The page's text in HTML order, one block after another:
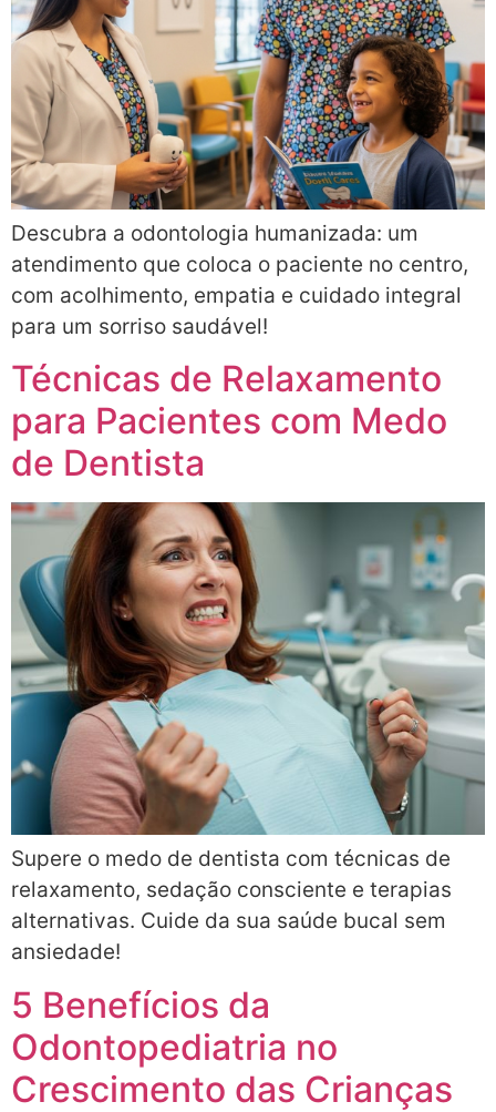
Descubra a odontologia humanizada: um
atendimento que coloca o paciente no centro,
com acolhimento, empatia e cuidado integral
para um sorriso saudável!
Técnicas de Relaxamento
para Pacientes com Medo
de Dentista
Supere o medo de dentista com técnicas de
relaxamento, sedação consciente e terapias
alternativas. Cuide da sua saúde bucal sem
ansiedade!
5 Benefícios da
Odontopediatria no
Crescimento das Crianças